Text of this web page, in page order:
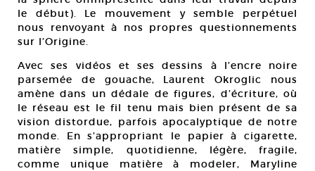
le début). Le mouvement y semble perpétuel
nous renvoyant à nos propres questionnements
sur l’Origine.
Avec ses vidéos et ses dessins à l’encre noire
parsemée de gouache, Laurent Okroglic nous
amène dans un dédale de figures, d’écriture, où
le réseau est le fil tenu mais bien présent de sa
vision distordue, parfois apocalyptique de notre
monde. En s’appropriant le papier à cigarette,
matière simple, quotidienne, légère, fragile,
comme unique matière à modeler, Maryline